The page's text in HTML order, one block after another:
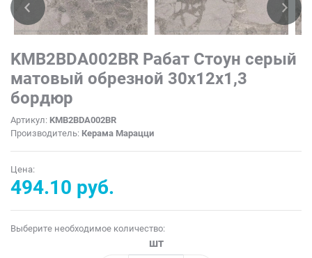
KMB2BDA002BR Рабат Стоун серый
матовый обрезной 30x12x1,3
бордюр
Артикул: KMB2BDA002BR
Производитель: Керама Марацци
Цена:
494.10 руб.
Выберите необходимое количество:
шт